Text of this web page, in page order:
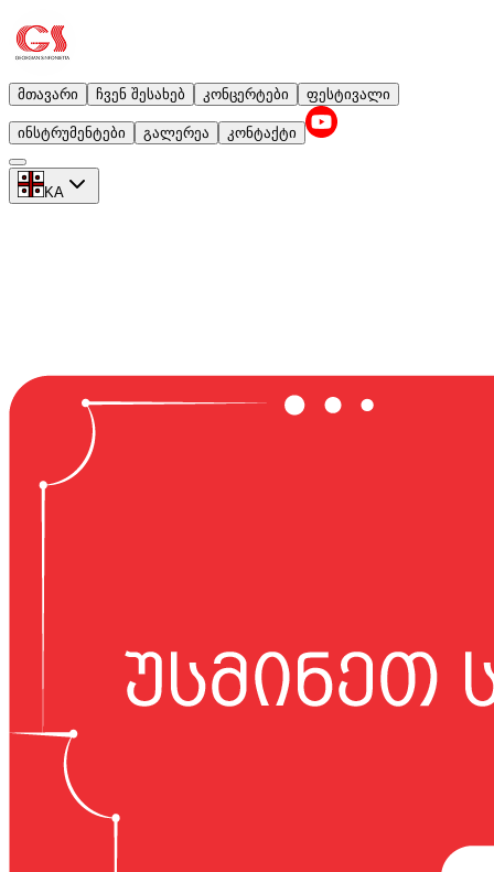
მთავარი ჩვენ შესახებ კონცერტები ფესტივალი
ინსტრუმენტები გალერეა კონტაქტი
KA